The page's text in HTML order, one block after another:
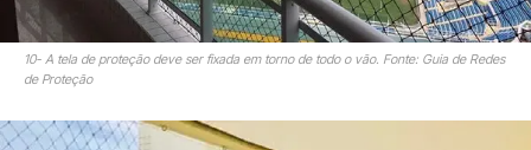
10- A tela de proteção deve ser fixada em torno de todo o vão. Fonte: Guia de Redes
de Proteção